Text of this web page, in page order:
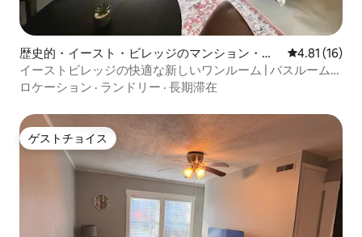
歴史的・イースト・ビレッジのマンション・ア
パート
レビュー16
4.81 (16)
イーストビレッジの快適な新しいワンルーム | バスルーム1
つ
ロケーション · ランドリー · 長期滞在
ゲストチョイス
ゲストチョイス